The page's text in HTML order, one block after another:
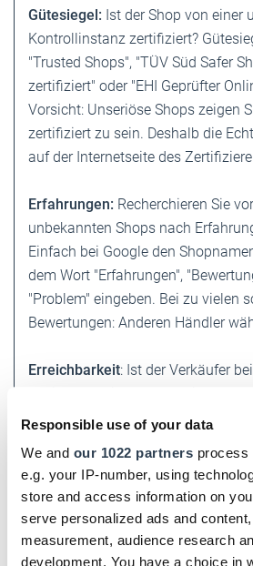
Responsible use of your data
We and our 1022 partners process
e.g. your IP-number, using
store and access information on
serve personalized ads and
measurement, audience research
development. You have a choice in
Gütesiegel: Ist der Shop von einer
Kontrollinstanz ­zertifiziert?
"Trusted Shops", "TÜV Süd Safer
zertifiziert" oder "EHI Geprüfter
Vorsicht: Unseriöse Shops zeigen
zertifiziert zu sein. Deshalb die
auf der Internetseite des
Erfahrungen: Recherchieren Sie
unbekannten Shops nach
Einfach bei Google den
dem Wort "Erfahrungen",
"Problem" eingeben. Bei zu vielen
Bewertungen: Anderen Händler
Erreichbarkeit: Ist der Verkäufer
vor dem Kauf anrufen oder eine
teuren 0900-Kundenhotlines!
Wählen Sie bevorzugt
Nachnahme. Sind diese
ist ein seriöser Bezahldienst wie